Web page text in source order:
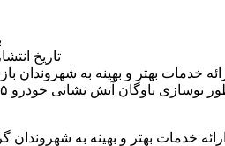
تاریخ انتشار: دوشنبه
خدمات بهتر و بهینه به